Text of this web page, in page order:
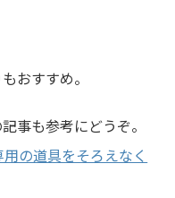
おすすめ。
事も参考にどうぞ。
の道具をそろえなく